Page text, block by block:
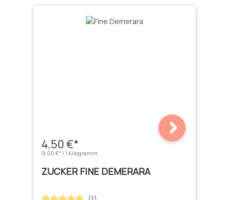
4,50 €*
9,00 €* / 1 Kilogramm
ZUCKER FINE DEMERARA